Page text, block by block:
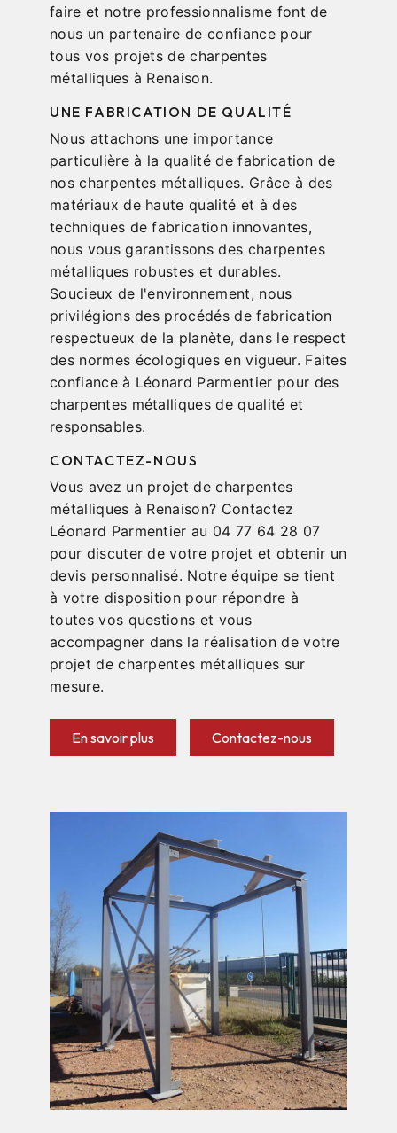
faire et notre professionnalisme font de
nous un partenaire de confiance pour
tous vos projets de charpentes
métalliques à Renaison.
UNE FABRICATION DE QUALITÉ
Nous attachons une importance
particulière à la qualité de fabrication de
nos charpentes métalliques. Grâce à des
matériaux de haute qualité et à des
techniques de fabrication innovantes,
nous vous garantissons des charpentes
métalliques robustes et durables.
Soucieux de l'environnement, nous
privilégions des procédés de fabrication
respectueux de la planète, dans le respect
des normes écologiques en vigueur. Faites
confiance à Léonard Parmentier pour des
charpentes métalliques de qualité et
responsables.
CONTACTEZ-NOUS
Vous avez un projet de charpentes
métalliques à Renaison? Contactez
Léonard Parmentier au 04 77 64 28 07
pour discuter de votre projet et obtenir un
devis personnalisé. Notre équipe se tient
à votre disposition pour répondre à
toutes vos questions et vous
accompagner dans la réalisation de votre
projet de charpentes métalliques sur
mesure.
En savoir plus Contactez-nous